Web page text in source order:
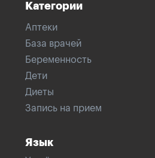
Категории
Аптеки
База врачей
Беременность
Дети
Диеты
Запись на прием
Язык